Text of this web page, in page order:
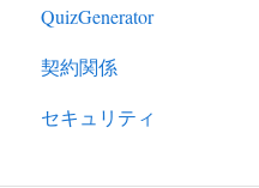
QuizGenerator
QuizGeneratorの特徴
クイズ作成－出題形式
契約関係
ライセンス
セキュリティ